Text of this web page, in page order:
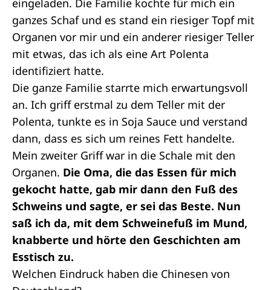
eingeladen. Die Familie kochte für mich ein
ganzes Schaf und es stand ein riesiger Topf mit
Organen vor mir und ein anderer riesiger Teller
mit etwas, das ich als eine Art Polenta
identifiziert hatte.
Die ganze Familie starrte mich erwartungsvoll
an. Ich griff erstmal zu dem Teller mit der
Polenta, tunkte es in Soja Sauce und verstand
dann, dass es sich um reines Fett handelte.
Mein zweiter Griff war in die Schale mit den
Organen. Die Oma, die das Essen für mich
gekocht hatte, gab mir dann den Fuß des
Schweins und sagte, er sei das Beste. Nun
saß ich da, mit dem Schweinefuß im Mund,
knabberte und hörte den Geschichten am
Esstisch zu.
Welchen Eindruck haben die Chinesen von